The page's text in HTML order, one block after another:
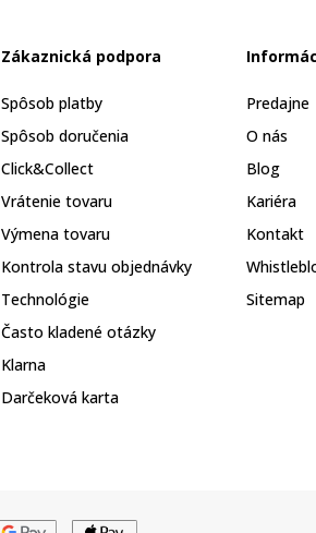
Zákaznická podpora
Spôsob platby
Spôsob doručenia
Click&Collect
Vrátenie tovaru
Výmena tovaru
Kontrola stavu objednávky
Technológie
Často kladené otázky
Klarna
Darčeková karta
Predajne
O nás
Blog
Kariéra
Kontakt
Sitemap